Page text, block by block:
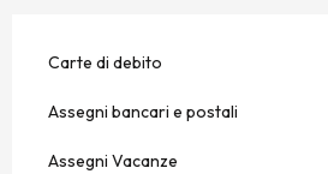
Carte di debito
Assegni bancari e postali
Assegni Vacanze